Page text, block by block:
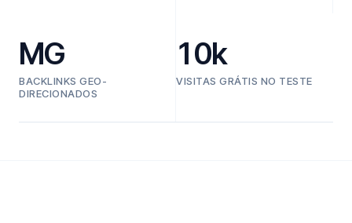
MG
BACKLINKS GEO-
DIRECIONADOS
10k
VISITAS GRÁTIS NO TESTE